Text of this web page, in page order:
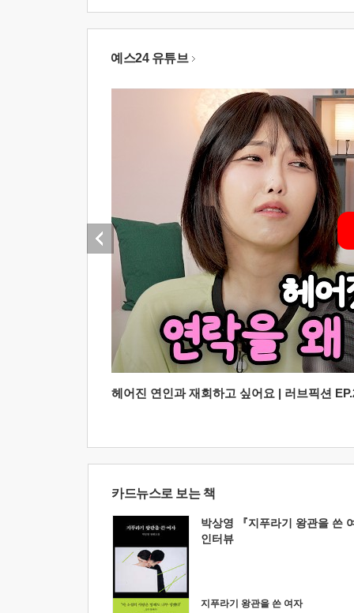
예스24 유튜브
헤어진 연인과 재회하고 싶어요 | 러브픽션
카드뉴스로 보는 책
박상영 『지푸라기 왕관을 쓴
인터뷰
지푸라기 왕관을 쓴 여자